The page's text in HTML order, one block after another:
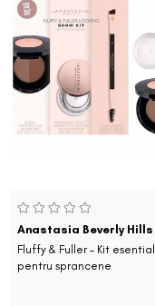
Anastasia Beverly Hills
Fluffy & Fuller - Kit esential
pentru sprancene